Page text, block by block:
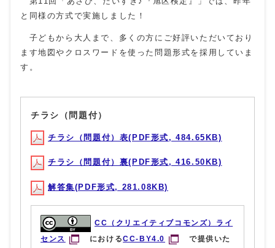
と同様の方式で実施しました！
子どもから大人まで、多くの方にご好評いただいており
ます地図やクロスワードを使った問題形式を採用していま
す。
チラシ（問題付）
チラシ（問題付）表(PDF形式, 484.65KB)
チラシ（問題付）裏(PDF形式, 416.50KB)
解答集(PDF形式, 281.08KB)
CC（クリエイティブコモンズ）ライ
センス
におけるCC-BY4.0
で提供いた